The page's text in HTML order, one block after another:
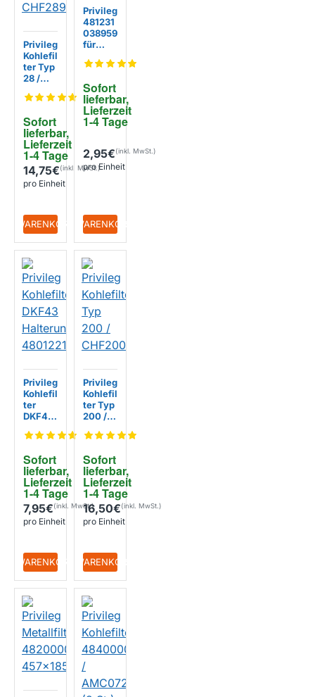
Sofort
lieferbar,
Lieferzeit
1-4 Tage
Privileg
Kohlefil
ter Typ
28 /
1 /
9B
14,75€
pro Einheit
+ WARENKORB
Sofort
lieferbar,
Lieferzeit
1-4 Tage
Privileg
481231
038959
für
DKF43
2,95€
pro Einheit
+ WARENKORB
Sofort
lieferbar,
Lieferzeit
1-4 Tage
Privileg
Kohlefil
ter
DKF43
ng
101279
7,95€
pro Einheit
+ WARENKORB
Sofort
lieferbar,
Lieferzeit
1-4 Tage
Privileg
Kohlefil
ter Typ
200 /
0/1
16,50€
pro Einheit
+ WARENKORB